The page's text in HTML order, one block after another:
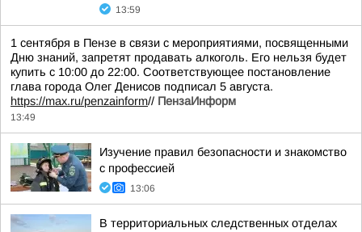
13:59
1 сентября в Пензе в связи с мероприятиями, посвященными
Дню знаний, запретят продавать алкоголь. Его нельзя будет
купить с 10:00 до 22:00. Соответствующее постановление
глава города Олег Денисов подписал 5 августа.
https://max.ru/penzainform// ПензаИнформ
13:49
Изучение правил безопасности и знакомство
с профессией
13:06
В территориальных следственных отделах